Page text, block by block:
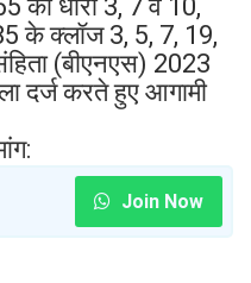
की धारा 3, 7 व 10,
के क्लॉज 3, 5, 7, 19,
(बीएनएस) 2023
दर्ज करते हुए आगामी
Join Now